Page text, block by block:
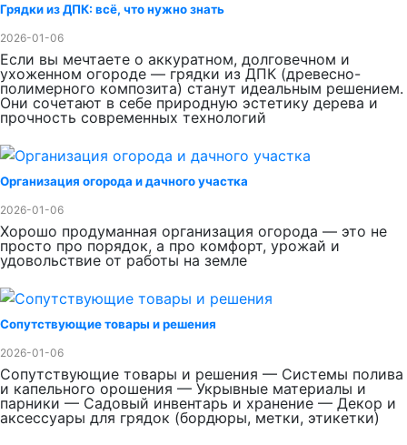
Грядки из ДПК: всё, что нужно знать
2026-01-06
Если вы мечтаете о аккуратном, долговечном и
ухоженном огороде — грядки из ДПК (древесно-
полимерного композита) станут идеальным решением.
Они сочетают в себе природную эстетику дерева и
прочность современных технологий
Организация огорода и дачного участка
2026-01-06
Хорошо продуманная организация огорода — это не
просто про порядок, а про комфорт, урожай и
удовольствие от работы на земле
Сопутствующие товары и решения
2026-01-06
Сопутствующие товары и решения — Системы полива
и капельного орошения — Укрывные материалы и
парники — Садовый инвентарь и хранение — Декор и
аксессуары для грядок (бордюры, метки, этикетки)